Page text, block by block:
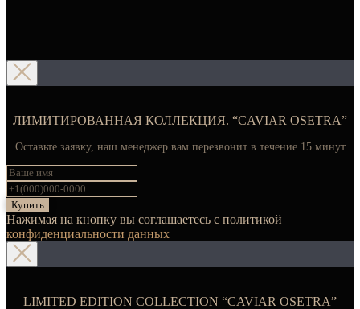
ЛИМИТИРОВАННАЯ КОЛЛЕКЦИЯ. “CAVIAR OSETRA”
Оставьте заявку, наш менеджер вам перезвонит в течение 15 минут
Купить
Нажимая на кнопку вы соглашаетесь с политикой
конфиденциальности данных
LIMITED EDITION COLLECTION “CAVIAR OSETRA”